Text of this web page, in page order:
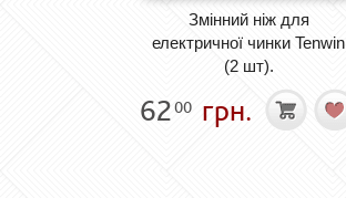
Змінний ніж для
електричної чинки Tenwin
(2 шт).
6200 грн.